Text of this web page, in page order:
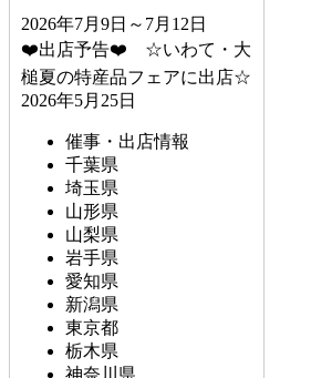
2026年7月9日～7月12日
❤️出店予告❤️ ☆いわて・大
槌夏の特産品フェアに出店☆
2026年5月25日
催事・出店情報
千葉県
埼玉県
山形県
山梨県
岩手県
愛知県
新潟県
東京都
栃木県
神奈川県